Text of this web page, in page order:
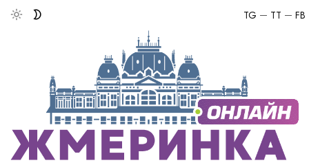
FB
TT
TG